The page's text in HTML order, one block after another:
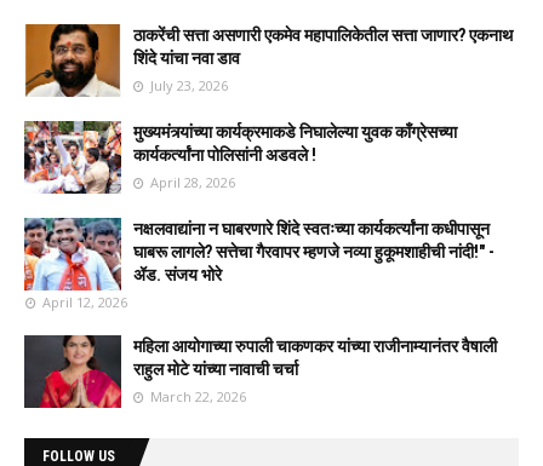
ठाकरेंची सत्ता असणारी एकमेव महापालिकेतील सत्ता जाणार? एकनाथ
शिंदे यांचा नवा डाव
July 23, 2026
मुख्यमंत्र्यांच्या कार्यक्रमाकडे निघालेल्या युवक काँग्रेसच्या
कार्यकर्त्यांना पोलिसांनी अडवले !
April 28, 2026
नक्षलवाद्यांना न घाबरणारे शिंदे स्वतःच्या कार्यकर्त्यांना कधीपासून
घाबरू लागले? सत्तेचा गैरवापर म्हणजे नव्या हुकूमशाहीची नांदी!" -
ॲड. संजय भोरे
April 12, 2026
महिला आयोगाच्या रुपाली चाकणकर यांच्या राजीनाम्यानंतर वैषाली
राहुल मोटे यांच्या नावाची चर्चा
March 22, 2026
FOLLOW US